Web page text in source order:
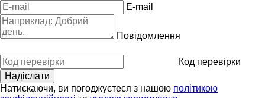
E-mail
Повідомлення
Код перевірки
Натискаючи, ви погоджуєтеся з нашою політикою